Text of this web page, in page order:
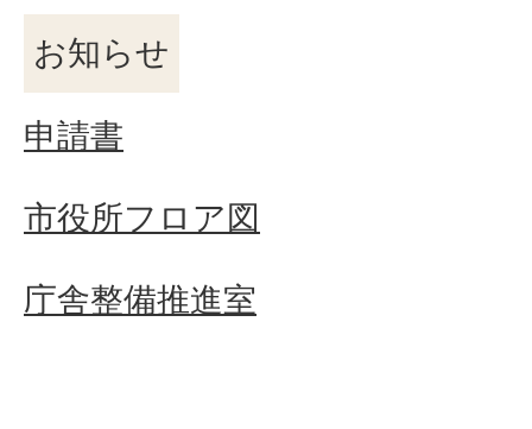
お知らせ
申請書
市役所フロア図
庁舎整備推進室